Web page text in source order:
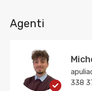
Agenti
338